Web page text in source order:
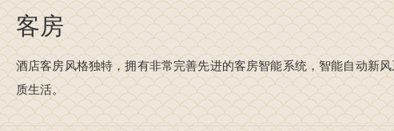
客房
酒店客房风格独特，拥有非常完善先进的客房智能系统，智能自动新
质生活。